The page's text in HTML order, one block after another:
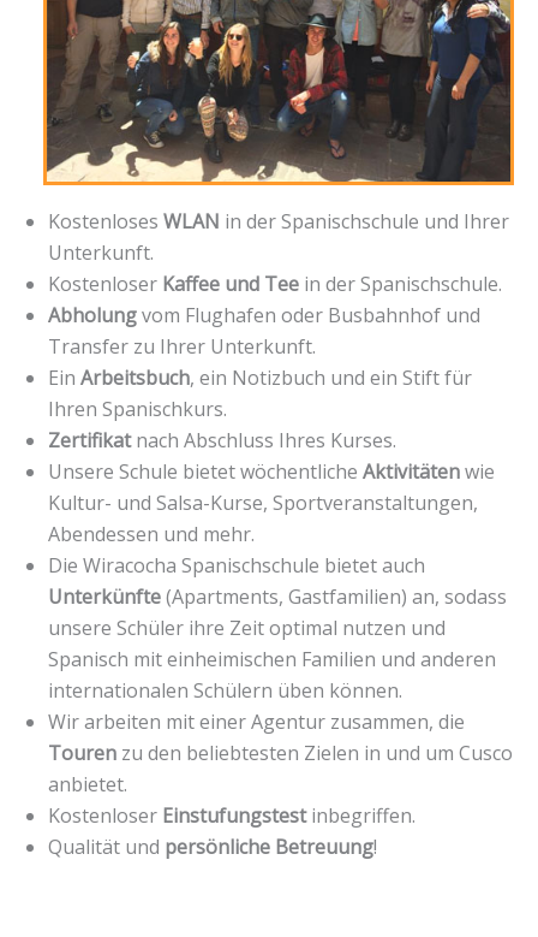
Kostenloses WLAN in der Spanischschule und Ihrer
Unterkunft.
Kostenloser Kaffee und Tee in der Spanischschule.
Abholungvom Flughafen oder Busbahnhof und
Transfer zu Ihrer Unterkunft.
Ein Arbeitsbuch, ein Notizbuch und ein Stift für
Ihren Spanischkurs.
Zertifikatnach Abschluss Ihres Kurses.
Unsere Schule bietet wöchentliche Aktivitätenwie
Kultur- und Salsa-Kurse, Sportveranstaltungen,
Abendessen und mehr.
Die Wiracocha Spanischschule bietet auch
Unterkünfte(Apartments, Gastfamilien) an, sodass
unsere Schüler ihre Zeit optimal nutzen und
Spanisch mit einheimischen Familien und anderen
internationalen Schülern üben können.
Wir arbeiten mit einer Agentur zusammen, die
Touren zu den beliebtesten Zielen in und um Cusco
anbietet.
Kostenloser Einstufungstestinbegriffen.
Qualität und persönliche Betreuung!